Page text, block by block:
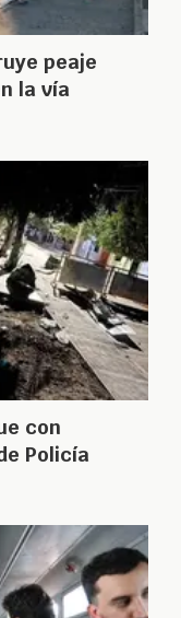
peaje
la vía
con
Policía